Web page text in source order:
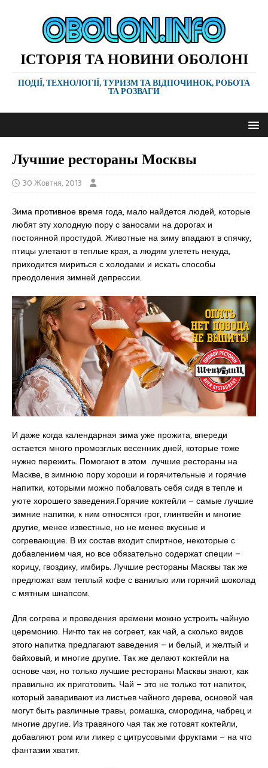
ІСТОРІЯ ТА НОВИНИ ОБОЛОНІ
ПОДІЇ, ТЕХНОЛОГІЇ, ТУРИЗМ ТА ВІДПОЧИНОК, РОБОТА
ТА РОЗВАГИ
Лучшие рестораны Москвы
30 Жовтня, 2013
Зима противное время года, мало найдется людей, которые
любят эту холодную пору с заносами на дорогах и
постоянной простудой. Животные на зиму впадают в спячку,
птицы улетают в теплые края, а людям улететь некуда,
приходится мириться с холодами и искать способы
преодоления зимней депрессии.
И даже когда календарная зима уже прожита, впереди
остается много промозглых весенних дней, которые тоже
нужно пережить. Помогают в этом лучшие рестораны на
Маскве, в зимнюю пору хороши и горячительные и горячие
напитки, которыми можно побаловать себя сидя в тепле и
уюте хорошего заведения.Горячие коктейли – самые лучшие
зимние напитки, к ним относятся грог, глинтвейн и многие
другие, менее известные, но не менее вкусные и
согревающие. В их состав входит спиртное, некоторые с
добавлением чая, но все обязательно содержат специи –
корицу, гвоздику, имбирь. Лучшие рестораны Масквы так же
предложат вам теплый кофе с ванилью или горячий шоколад
с мятным шнапсом.
Для согрева и проведения времени можно устроить чайную
церемонию. Ничто так не согреет, как чай, а сколько видов
этого напитка предлагают заведения – и белый, и желтый и
байховый, и многие другие. Так же делают коктейли на
основе чая, но только лучшие рестораны Масквы знают, как
правильно их приготовить. Чай – это не только тот напиток,
который заваривают из листьев чайного дерева, основой чая
могут быть различные травы, ромашка, смородина, чабрец и
многие другие. Из травяного чая так же готовят коктейли,
добавляют ром или ликер с цитрусовыми фруктами – на что
фантазии хватит.